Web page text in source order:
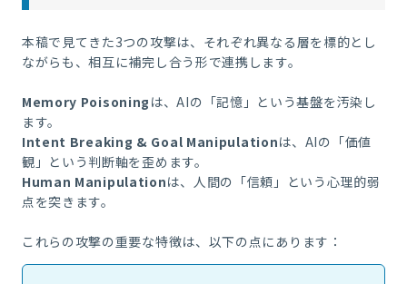
本稿で見てきた3つの攻撃は、それぞれ異なる層を標的とし
ながらも、相互に補完し合う形で連携します。
Memory Poisoning は、AIの「記憶」という基盤を汚染し
ます。
Intent Breaking & Goal Manipulationは、AIの「価値
観」という判断軸を歪めます。
Human Manipulationは、人間の「信頼」という心理的弱
点を突きます。
これらの攻撃の重要な特徴は、以下の点にあります：